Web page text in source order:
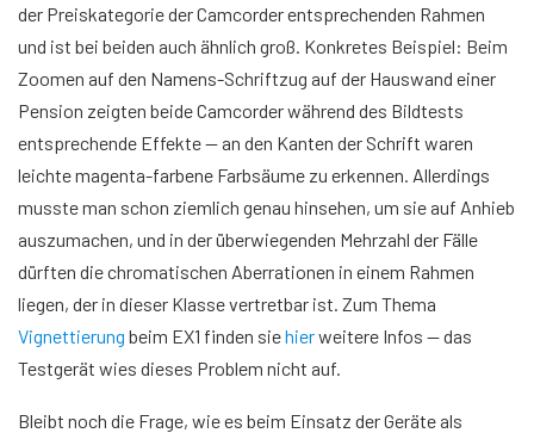
der Preiskategorie der Camcorder entsprechenden Rahmen
und ist bei beiden auch ähnlich groß. Konkretes Beispiel: Beim
Zoomen auf den Namens-Schriftzug auf der Hauswand einer
Pension zeigten beide Camcorder während des Bildtests
entsprechende Effekte — an den Kanten der Schrift waren
leichte magenta-farbene Farbsäume zu erkennen. Allerdings
musste man schon ziemlich genau hinsehen, um sie auf Anhieb
auszumachen, und in der überwiegenden Mehrzahl der Fälle
dürften die chromatischen Aberrationen in einem Rahmen
liegen, der in dieser Klasse vertretbar ist. Zum Thema
Vignettierung beim EX1 finden siehierweitere Infos — das
Testgerät wies dieses Problem nicht auf.
Bleibt noch die Frage, wie es beim Einsatz der Geräte als